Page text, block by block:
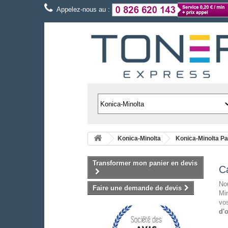
Appelez-nous au :
Konica-Minolta Konica-Minolta
Transformer mon panier en devis
Faire une demande de devis